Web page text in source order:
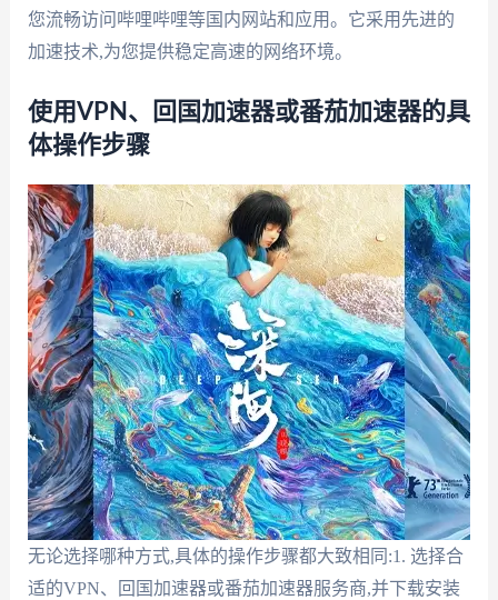
您流畅访问哔哩哔哩等国内网站和应用。它采用先进的
加速技术,为您提供稳定高速的网络环境。
使用VPN、回国加速器或番茄加速器的具
体操作步骤
无论选择哪种方式,具体的操作步骤都大致相同:1. 选择合
适的VPN、回国加速器或番茄加速器服务商,并下载安装